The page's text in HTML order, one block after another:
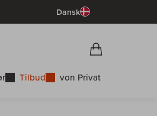
Dansk
Tilbud von Privat